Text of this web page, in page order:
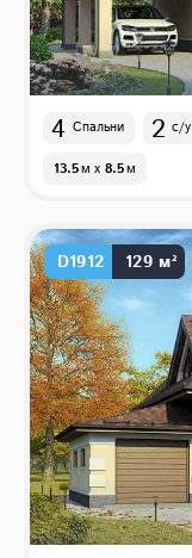
4 Спальни 2 с/у
13.5м x 8.5м
D1912 129 м²